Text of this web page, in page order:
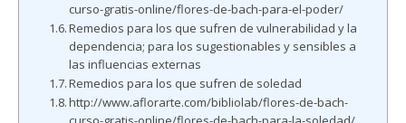
curso-gratis-online/flores-de-bach-para-el-poder/
Remedios para los que sufren de vulnerabilidad y la
dependencia; para los sugestionables y sensibles a
las influencias externas
Remedios para los que sufren de soledad
http://www.aflorarte.com/bibliolab/flores-de-bach-